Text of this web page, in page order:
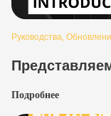
Руководства,
Подробнее